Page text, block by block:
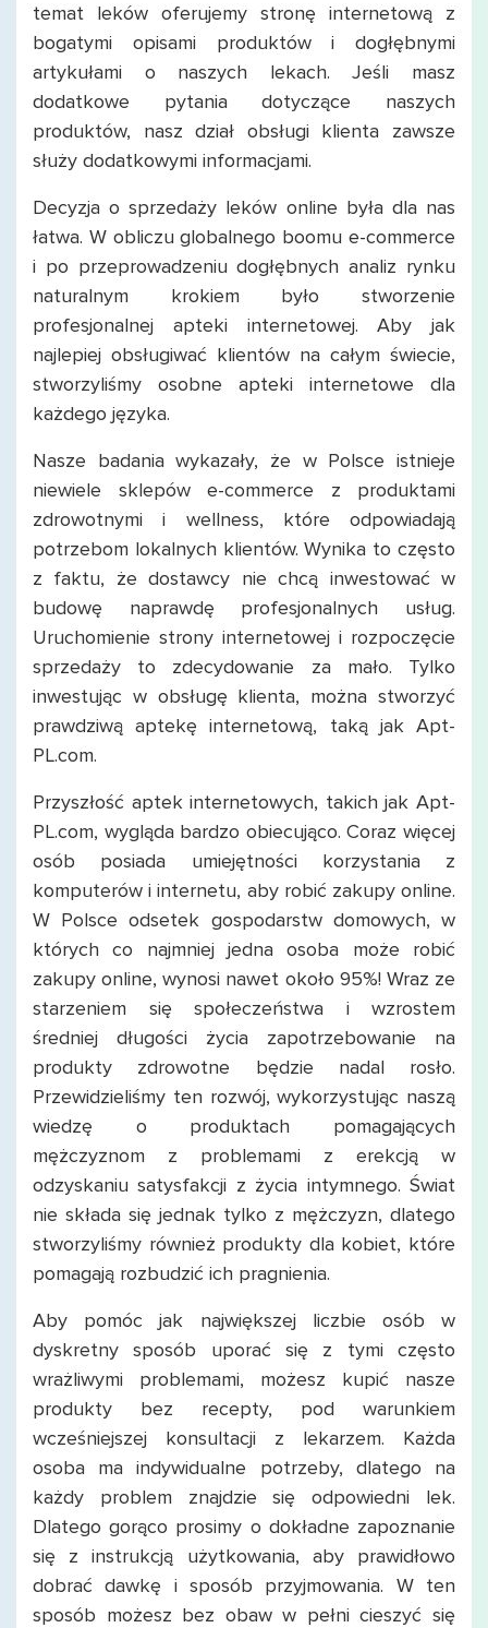
temat leków oferujemy stronę internetową z
bogatymi opisami produktów i dogłębnymi
artykułami o naszych lekach. Jeśli masz
dodatkowe pytania dotyczące naszych
produktów, nasz dział obsługi klienta zawsze
służy dodatkowymi informacjami.
Decyzja o sprzedaży leków online była dla nas
łatwa. W obliczu globalnego boomu e-commerce
i po przeprowadzeniu dogłębnych analiz rynku
naturalnym krokiem było stworzenie
profesjonalnej apteki internetowej. Aby jak
najlepiej obsługiwać klientów na całym świecie,
stworzyliśmy osobne apteki internetowe dla
każdego języka.
Nasze badania wykazały, że w Polsce istnieje
niewiele sklepów e-commerce z produktami
zdrowotnymi i wellness, które odpowiadają
potrzebom lokalnych klientów. Wynika to często
z faktu, że dostawcy nie chcą inwestować w
budowę naprawdę profesjonalnych usług.
Uruchomienie strony internetowej i rozpoczęcie
sprzedaży to zdecydowanie za mało. Tylko
inwestując w obsługę klienta, można stworzyć
prawdziwą aptekę internetową, taką jak Apt-
PL.com.
Przyszłość aptek internetowych, takich jak Apt-
PL.com, wygląda bardzo obiecująco. Coraz więcej
osób posiada umiejętności korzystania z
komputerów i internetu, aby robić zakupy online.
W Polsce odsetek gospodarstw domowych, w
których co najmniej jedna osoba może robić
zakupy online, wynosi nawet około 95%! Wraz ze
starzeniem się społeczeństwa i wzrostem
średniej długości życia zapotrzebowanie na
produkty zdrowotne będzie nadal rosło.
Przewidzieliśmy ten rozwój, wykorzystując naszą
wiedzę o produktach pomagających
mężczyznom z problemami z erekcją w
odzyskaniu satysfakcji z życia intymnego. Świat
nie składa się jednak tylko z mężczyzn, dlatego
stworzyliśmy również produkty dla kobiet, które
pomagają rozbudzić ich pragnienia.
Aby pomóc jak największej liczbie osób w
dyskretny sposób uporać się z tymi często
wrażliwymi problemami, możesz kupić nasze
produkty bez recepty, pod warunkiem
wcześniejszej konsultacji z lekarzem. Każda
osoba ma indywidualne potrzeby, dlatego na
każdy problem znajdzie się odpowiedni lek.
Dlatego gorąco prosimy o dokładne zapoznanie
się z instrukcją użytkowania, aby prawidłowo
dobrać dawkę i sposób przyjmowania. W ten
sposób możesz bez obaw w pełni cieszyć się